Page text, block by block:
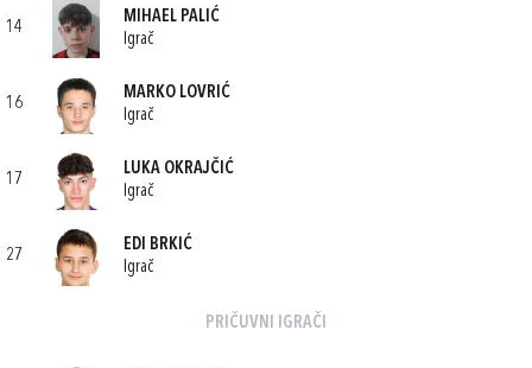
14
MIHAEL PALIĆ
Igrač
16
MARKO LOVRIĆ
Igrač
17
LUKA OKRAJČIĆ
Igrač
27
EDI BRKIĆ
Igrač
PRIČUVNI IGRAČI